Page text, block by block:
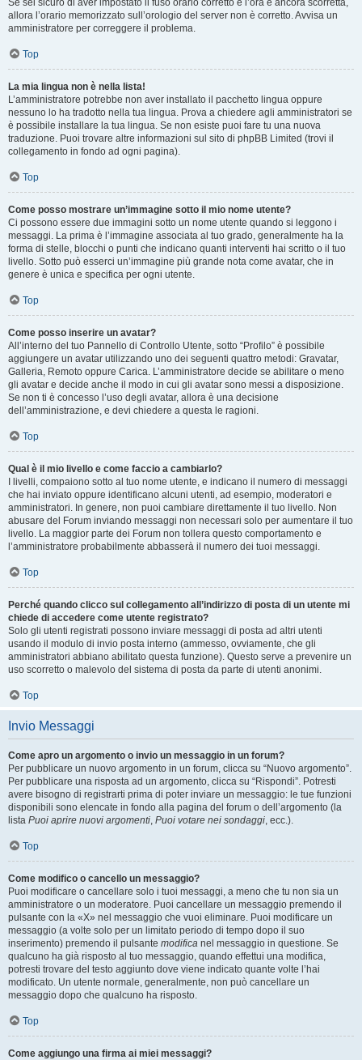
Se sei sicuro di aver impostato il fuso orario corretto e l’ora è ancora scorretta,
allora l’orario memorizzato sull’orologio del server non è corretto. Avvisa un
amministratore per correggere il problema.
Top
La mia lingua non è nella lista!
L’amministratore potrebbe non aver installato il pacchetto lingua oppure
nessuno lo ha tradotto nella tua lingua. Prova a chiedere agli amministratori se
è possibile installare la tua lingua. Se non esiste puoi fare tu una nuova
traduzione. Puoi trovare altre informazioni sul sito di phpBB Limited (trovi il
collegamento in fondo ad ogni pagina).
Top
Come posso mostrare un’immagine sotto il mio nome utente?
Ci possono essere due immagini sotto un nome utente quando si leggono i
messaggi. La prima è l’immagine associata al tuo grado, generalmente ha la
forma di stelle, blocchi o punti che indicano quanti interventi hai scritto o il tuo
livello. Sotto può esserci un’immagine più grande nota come avatar, che in
genere è unica e specifica per ogni utente.
Top
Come posso inserire un avatar?
All’interno del tuo Pannello di Controllo Utente, sotto “Profilo” è possibile
aggiungere un avatar utilizzando uno dei seguenti quattro metodi: Gravatar,
Galleria, Remoto oppure Carica. L’amministratore decide se abilitare o meno
gli avatar e decide anche il modo in cui gli avatar sono messi a disposizione.
Se non ti è concesso l’uso degli avatar, allora è una decisione
dell’amministrazione, e devi chiedere a questa le ragioni.
Top
Qual è il mio livello e come faccio a cambiarlo?
I livelli, compaiono sotto al tuo nome utente, e indicano il numero di messaggi
che hai inviato oppure identificano alcuni utenti, ad esempio, moderatori e
amministratori. In genere, non puoi cambiare direttamente il tuo livello. Non
abusare del Forum inviando messaggi non necessari solo per aumentare il tuo
livello. La maggior parte dei Forum non tollera questo comportamento e
l’amministratore probabilmente abbasserà il numero dei tuoi messaggi.
Top
Perché quando clicco sul collegamento all’indirizzo di posta di un utente mi
chiede di accedere come utente registrato?
Solo gli utenti registrati possono inviare messaggi di posta ad altri utenti
usando il modulo di invio posta interno (ammesso, ovviamente, che gli
amministratori abbiano abilitato questa funzione). Questo serve a prevenire un
uso scorretto o malevolo del sistema di posta da parte di utenti anonimi.
Top
Invio Messaggi
Come apro un argomento o invio un messaggio in un forum?
Per pubblicare un nuovo argomento in un forum, clicca su “Nuovo argomento”.
Per pubblicare una risposta ad un argomento, clicca su “Rispondi”. Potresti
avere bisogno di registrarti prima di poter inviare un messaggio: le tue funzioni
disponibili sono elencate in fondo alla pagina del forum o dell’argomento (la
lista Puoi aprire nuovi argomenti, Puoi votare nei sondaggi, ecc.).
Top
Come modifico o cancello un messaggio?
Puoi modificare o cancellare solo i tuoi messaggi, a meno che tu non sia un
amministratore o un moderatore. Puoi cancellare un messaggio premendo il
pulsante con la «X» nel messaggio che vuoi eliminare. Puoi modificare un
messaggio (a volte solo per un limitato periodo di tempo dopo il suo
inserimento) premendo il pulsante modifica nel messaggio in questione. Se
qualcuno ha già risposto al tuo messaggio, quando effettui una modifica,
potresti trovare del testo aggiunto dove viene indicato quante volte l’hai
modificato. Un utente normale, generalmente, non può cancellare un
messaggio dopo che qualcuno ha risposto.
Top
Come aggiungo una firma ai miei messaggi?